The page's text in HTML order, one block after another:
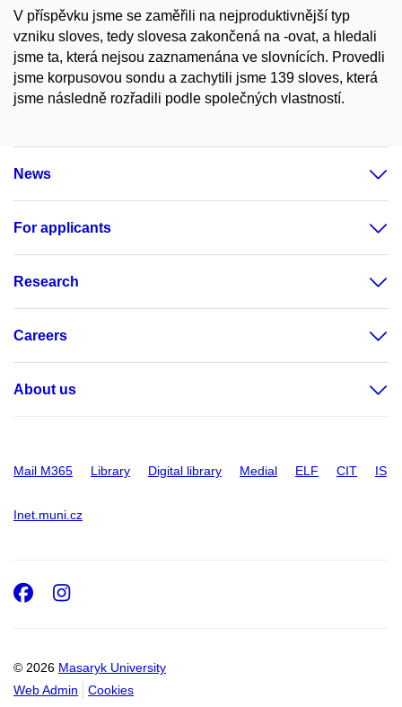
V příspěvku jsme se zaměřili na nejproduktivnější typ
vzniku sloves, tedy slovesa zakončená na -ovat, a hledali
jsme ta, která nejsou zaznamenána ve slovnících. Provedli
jsme korpusovou sondu a zachytili jsme 139 sloves, která
jsme následně rozřadili podle společných vlastností.
News
For applicants
Research
Careers
About us
Mail M365 Library Digital library Medial ELF CIT IS
Inet.muni.cz
© 2026 Masaryk University
Web Admin
Cookies
Facebook
Instagram